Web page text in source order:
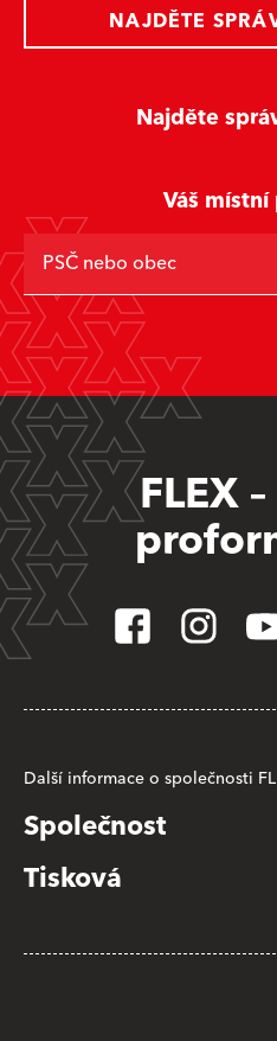
Najděte
NAJDĚTE
Váš
PSČ nebo obec
FLEX
Další informace o společnosti
Společnost
Tisková